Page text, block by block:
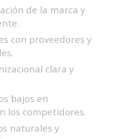
de la marca y
con proveedores y
clara y
bajos en
los competidores.
naturales y